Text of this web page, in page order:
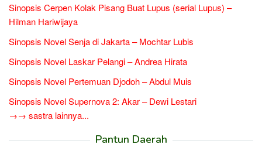
Sinopsis Cerpen Kolak Pisang Buat Lupus (serial Lupus) –
Hilman Hariwijaya
Sinopsis Novel Senja di Jakarta – Mochtar Lubis
Sinopsis Novel Laskar Pelangi – Andrea Hirata
Sinopsis Novel Pertemuan Djodoh – Abdul Muis
Sinopsis Novel Supernova 2: Akar – Dewi Lestari
→→ sastra lainnya...
Pantun Daerah